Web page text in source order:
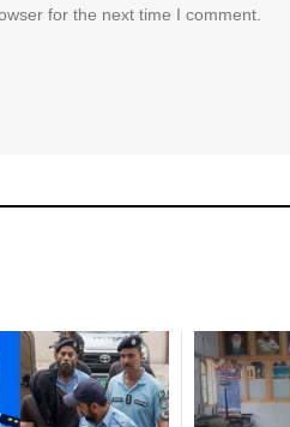
for the next time I comment.